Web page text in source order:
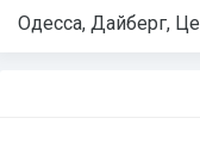
Одесса, Дайберг,